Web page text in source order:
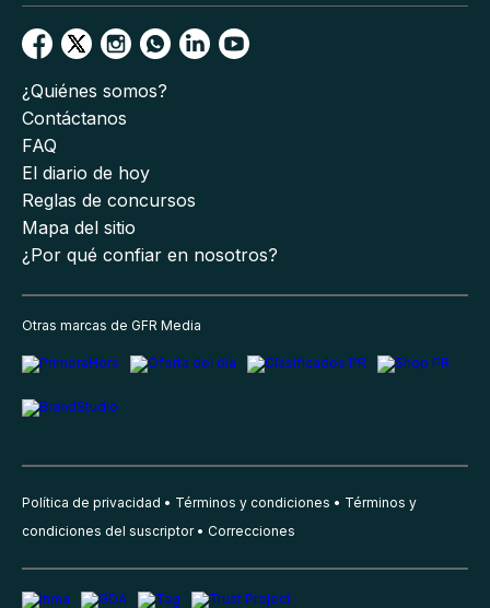
¿Quiénes somos?
Contáctanos
FAQ
El diario de hoy
Reglas de concursos
Mapa del sitio
¿Por qué confiar en nosotros?
Otras marcas de GFR Media
Política de privacidad Términos y condiciones
Términos y
condiciones del suscriptor
Correcciones